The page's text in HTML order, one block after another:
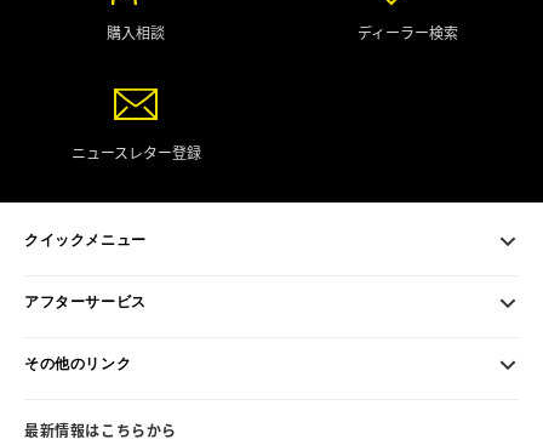
購入相談 ディーラー検索
ニュースレター登録
クイックメニュー
アフターサービス
その他のリンク
最新情報はこちらから